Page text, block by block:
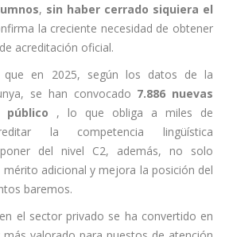
, sin haber cerrado siquiera el
la creciente necesidad de obtener
acreditación oficial.
en 2025, según los datos de la
se han convocado 7.886 nuevas
, lo que obliga
a miles de
la competencia lingüística
del nivel C2, además, no solo
adicional y mejora la posición del
baremos.
el sector privado se ha convertido en